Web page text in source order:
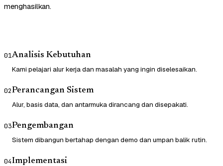
menghasilkan.
01Analisis Kebutuhan
Kami pelajari alur kerja dan masalah yang ingin diselesaikan.
02Perancangan Sistem
Alur, basis data, dan antarmuka dirancang dan disepakati.
03Pengembangan
Sistem dibangun bertahap dengan demo dan umpan balik rutin.
04Implementasi